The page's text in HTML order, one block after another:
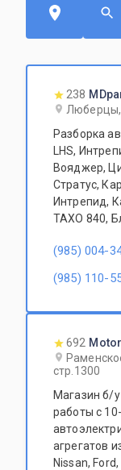
238
Разборка
LHS,
Вояджер,
Стратус,
Интрепид,
ТАХО 840,
агрегатов
система
(985) 004-
(985) 110-
692
стр.1300
Магазин б/
работы с
агрегатов
Nissan,